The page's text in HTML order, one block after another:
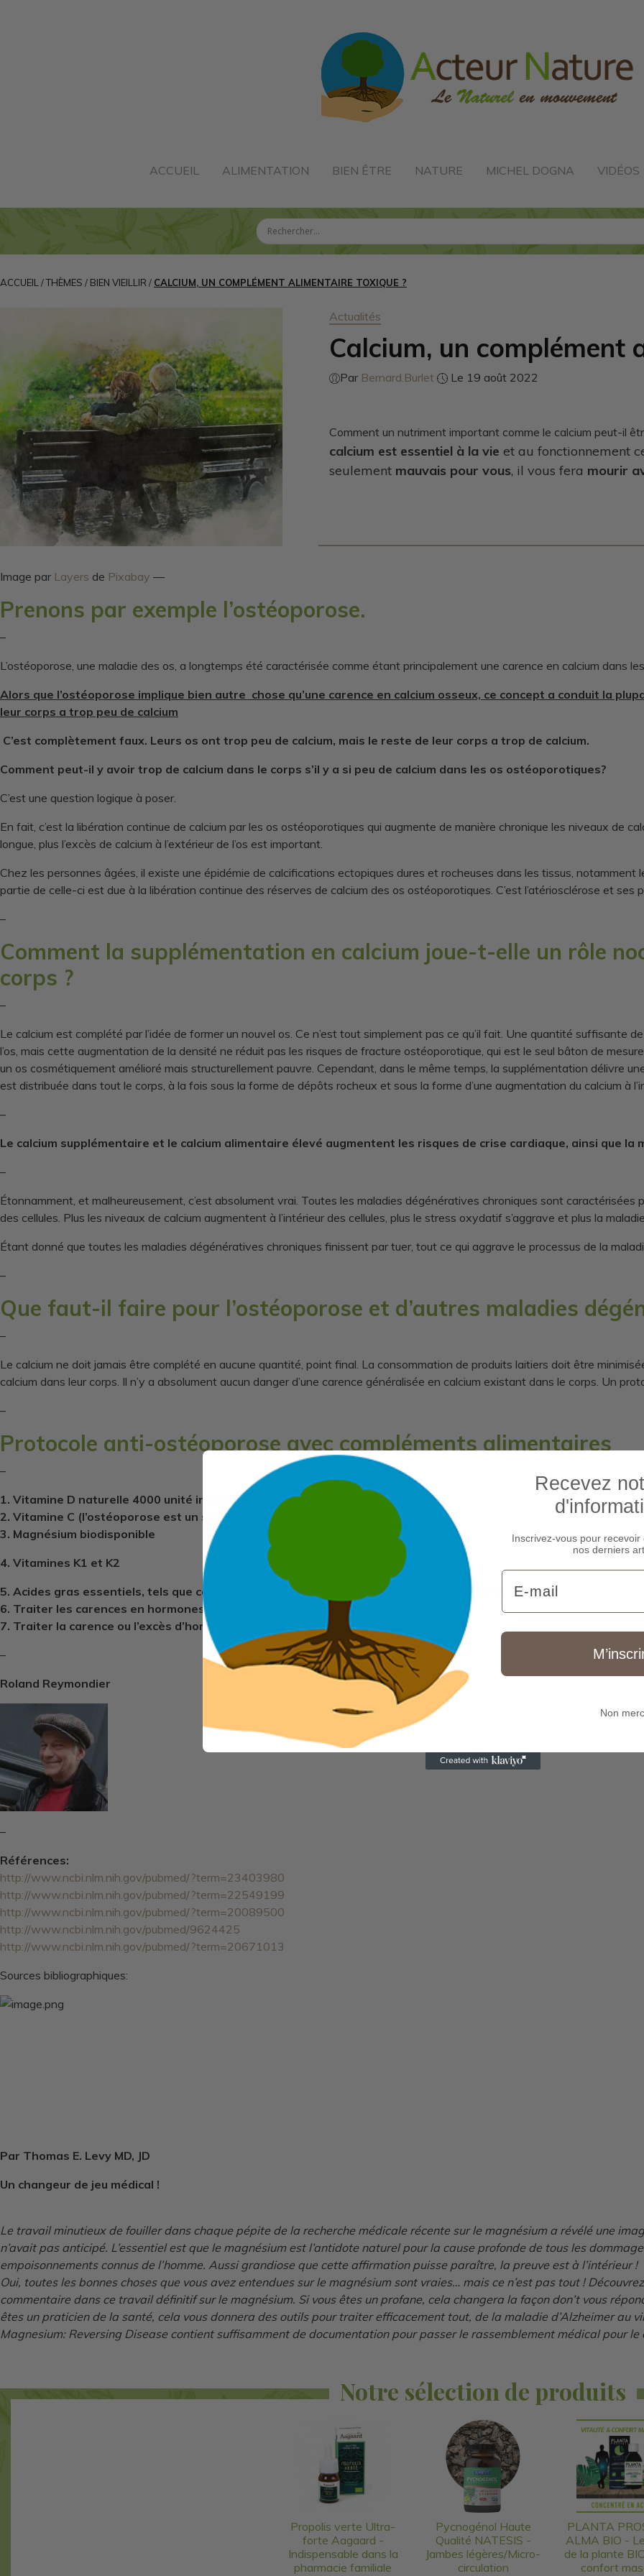
ACCUEIL ALIMENTATION BIEN ÊTRE NATURE MICHEL DOGNA VIDÉOS
ACCUEIL /THÈMES / BIEN VIEILLIR / CALCIUM, UN COMPLÉMENT ALIMENTAIRE TOXIQUE ?
Actualités
Calcium, un complément
Par Bernard.Burlet Le 19 août 2022
Comment un nutriment important comme le calcium peut-il
calcium est essentiel à la vie et au fonctionnement
seulement mauvais pour vous, il vous fera mourir
Image par Layers de Pixabay —
Prenons par exemple l’ostéoporose.
–
L’ostéoporose, une maladie des os, a longtemps été caractérisée comme étant principalement une carence en calcium dans
Alors que l’ostéoporose implique bien autre chose qu’une carence en calcium osseux, ce concept a conduit la
leur corps a trop peu de calcium
C’est complètement faux. Leurs os ont trop peu de calcium, mais le reste de leur corps a trop de calcium.
Comment peut-il y avoir trop de calcium dans le corps s’il y a si peu de calcium dans les os ostéoporotiques?
C’est une question logique à poser.
En fait, c’est la libération continue de calcium par les os ostéoporotiques qui augmente de manière chronique les niveaux de
longue, plus l’excès de calcium à l’extérieur de l’os est important.
Chez les personnes âgées, il existe une épidémie de calcifications ectopiques dures et rocheuses dans les tissus,
partie de celle-ci est due à la libération continue des réserves de calcium des os ostéoporotiques. C’est l’atériosclérose et ses
–
Comment la supplémentation en calcium joue-t-elle un rôle
corps ?
–
Le calcium est complété par l’idée de former un nouvel os. Ce n’est tout simplement pas ce qu’il fait. Une quantité suffisante
l’os, mais cette augmentation de la densité ne réduit pas les risques de fracture ostéoporotique, qui est le seul bâton de
un os cosmétiquement amélioré mais structurellement pauvre. Cependant, dans le même temps, la supplémentation délivre
est distribuée dans tout le corps, à la fois sous la forme de dépôts rocheux et sous la forme d’une augmentation du calcium à
–
Le calcium supplémentaire et le calcium alimentaire élevé augmentent les risques de crise cardiaque, ainsi que la
–
Étonnamment, et malheureusement, c’est absolument vrai. Toutes les maladies dégénératives chroniques sont
des cellules. Plus les niveaux de calcium augmentent à l’intérieur des cellules, plus le stress oxydatif s’aggrave et plus la
Étant donné que toutes les maladies dégénératives chroniques finissent par tuer, tout ce qui aggrave le processus de la
–
Que faut-il faire pour l’ostéoporose et d’autres maladies
–
Le calcium ne doit jamais être complété en aucune quantité, point final. La consommation de produits laitiers doit être
calcium dans leur corps. Il n’y a absolument aucun danger d’une carence généralisée en calcium existant dans le corps. Un
–
Protocole anti-ostéoporose avec compléments alimentaires
–
1. Vitamine D naturelle 4000 unité internationale
2. Vitamine C (l’ostéoporose est un scorbut focal des os)
3. Magnésium biodisponible
4. Vitamines K1 et K2
5. Acides gras essentiels, tels que ceux contenus dans l’huile de poisson avec EPA et DHA
6. Traiter les carences en hormones sexuelles (œstrogènes, testostérone)
7. Traiter la carence ou l’excès d’hormones thyroïdiennes
–
Roland Reymondier
–
Références:
http://www.ncbi.nlm.nih.gov/pubmed/?term=23403980
http://www.ncbi.nlm.nih.gov/pubmed/?term=22549199
http://www.ncbi.nlm.nih.gov/pubmed/?term=20089500
http://www.ncbi.nlm.nih.gov/pubmed/9624425
http://www.ncbi.nlm.nih.gov/pubmed/?term=20671013
Sources bibliographiques:
Par Thomas E. Levy MD, JD
Un changeur de jeu médical !
Le travail minutieux de fouiller dans chaque pépite de la recherche médicale récente sur le magnésium a révélé une
n’avait pas anticipé. L’essentiel est que le magnésium est l’antidote naturel pour la cause profonde de tous les
empoisonnements connus de l’homme. Aussi grandiose que cette affirmation puisse paraître, la preuve est à l’intérieur !
Oui, toutes les bonnes choses que vous avez entendues sur le magnésium sont vraies… mais ce n’est pas tout !
commentaire dans ce travail définitif sur le magnésium. Si vous êtes un profane, cela changera la façon don’t vous
êtes un praticien de la santé, cela vous donnera des outils pour traiter efficacement tout, de la maladie d’Alzheimer au
Magnesium: Reversing Disease contient suffisamment de documentation pour passer le rassemblement médical pour le
Notre sélection de produits
Propolis verte Ultra-
forte Aagaard -
Indispensable dans la
pharmacie familiale
Pycnogénol Haute
Qualité NATESIS -
Jambes légères/Micro-
circulation
PLANTA
ALMA BIO -
de la plante
confort
Recevez
Inscrivez-vous pour
nos derniers
Email
Non